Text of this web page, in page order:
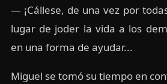
— ¡Cállese, de una vez por
lugar de joder la vida a los
en una forma de ayudar...
Miguel se tomó su tiempo en